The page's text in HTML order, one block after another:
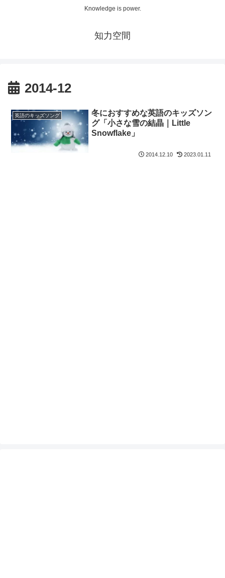
Knowledge is power.
知力空間
2014-12
英語のキッズソング
冬におすすめな英語のキッズソン
グ「小さな雪の結晶｜Little
Snowflake」
2014.12.10 2023.01.11